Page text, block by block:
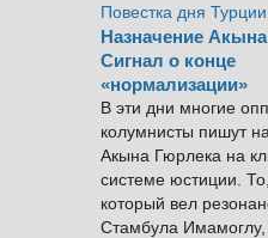
Повестка дня Турции
Назначение
Сигнал о конце
«нормализации»
В эти дни многие
колумнисты пишут
Акына Гюрлека на
системе юстиции.
который вел
Стамбула Имамоглу,